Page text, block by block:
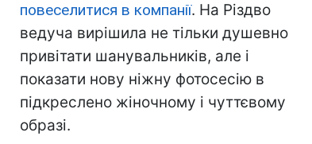
повеселитися в компанії. На Різдво
ведуча вирішила не тільки душевно
привітати шанувальників, але і
показати нову ніжну фотосесію в
підкреслено жіночному і чуттєвому
образі.